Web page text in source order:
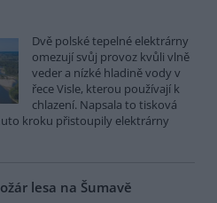
Dvě polské tepelné elektrárny
omezují svůj provoz kvůli vlně
veder a nízké hladině vody v
řece Visle, kterou používají k
chlazení. Napsala to tisková
kroku přistoupily elektrárny
lesa na Šumavě